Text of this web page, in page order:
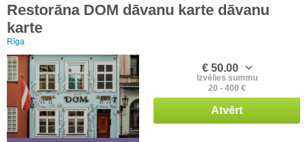
Restorāna DOM dāvanu karte dāvanu
karte
Rīga
€ 50.00
Izvēlies summu
20 - 400 €
Atvērt